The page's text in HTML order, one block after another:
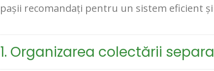
pașii recomandați pentru un sistem eficient
1. Organizarea colectării